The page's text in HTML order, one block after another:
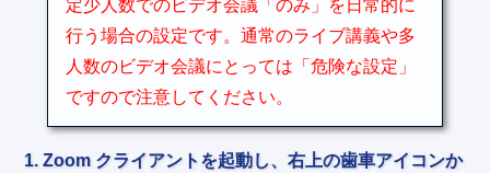
定少人数でのビデオ会議「のみ」を日常的に
行う場合の設定です。通常のライブ講義や多
人数のビデオ会議にとっては「危険な設定」
ですので注意してください。
1. Zoom クライアントを起動し、右上の歯車アイコンか